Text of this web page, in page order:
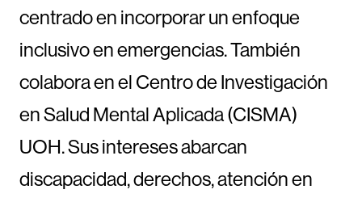
centrado en incorporar un enfoque
inclusivo en emergencias. También
colabora en el Centro de Investigación
en Salud Mental Aplicada (CISMA)
UOH. Sus intereses abarcan
discapacidad, derechos, atención en